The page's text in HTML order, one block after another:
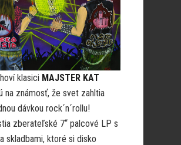
klasici MAJSTER KAT
na známosť, že svet zahltia
dávkou rock´n´rollu!
zberateľské 7“ palcové LP s
skladbami, ktoré si disko